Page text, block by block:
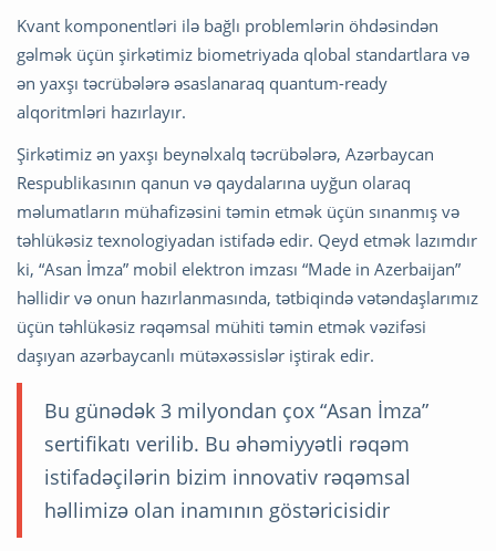
Kvant komponentləri ilə bağlı problemlərin öhdəsindən
gəlmək üçün şirkətimiz biometriyada qlobal standartlara və
ən yaxşı təcrübələrə əsaslanaraq quantum-ready
alqoritmləri hazırlayır.
Şirkətimiz ən yaxşı beynəlxalq təcrübələrə, Azərbaycan
Respublikasının qanun və qaydalarına uyğun olaraq
məlumatların mühafizəsini təmin etmək üçün sınanmış və
təhlükəsiz texnologiyadan istifadə edir. Qeyd etmək lazımdır
ki, “Asan İmza” mobil elektron imzası “Made in Azerbaijan”
həllidir və onun hazırlanmasında, tətbiqində vətəndaşlarımız
üçün təhlükəsiz rəqəmsal mühiti təmin etmək vəzifəsi
daşıyan azərbaycanlı mütəxəssislər iştirak edir.
Bu günədək 3 milyondan çox “Asan İmza”
sertifikatı verilib. Bu əhəmiyyətli rəqəm
istifadəçilərin bizim innovativ rəqəmsal
həllimizə olan inamının göstəricisidir